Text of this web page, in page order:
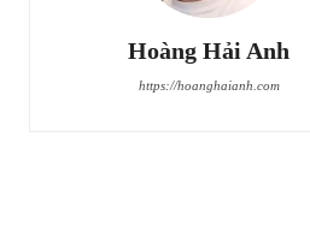
Hoàng Hải Anh
https://hoanghaianh.com